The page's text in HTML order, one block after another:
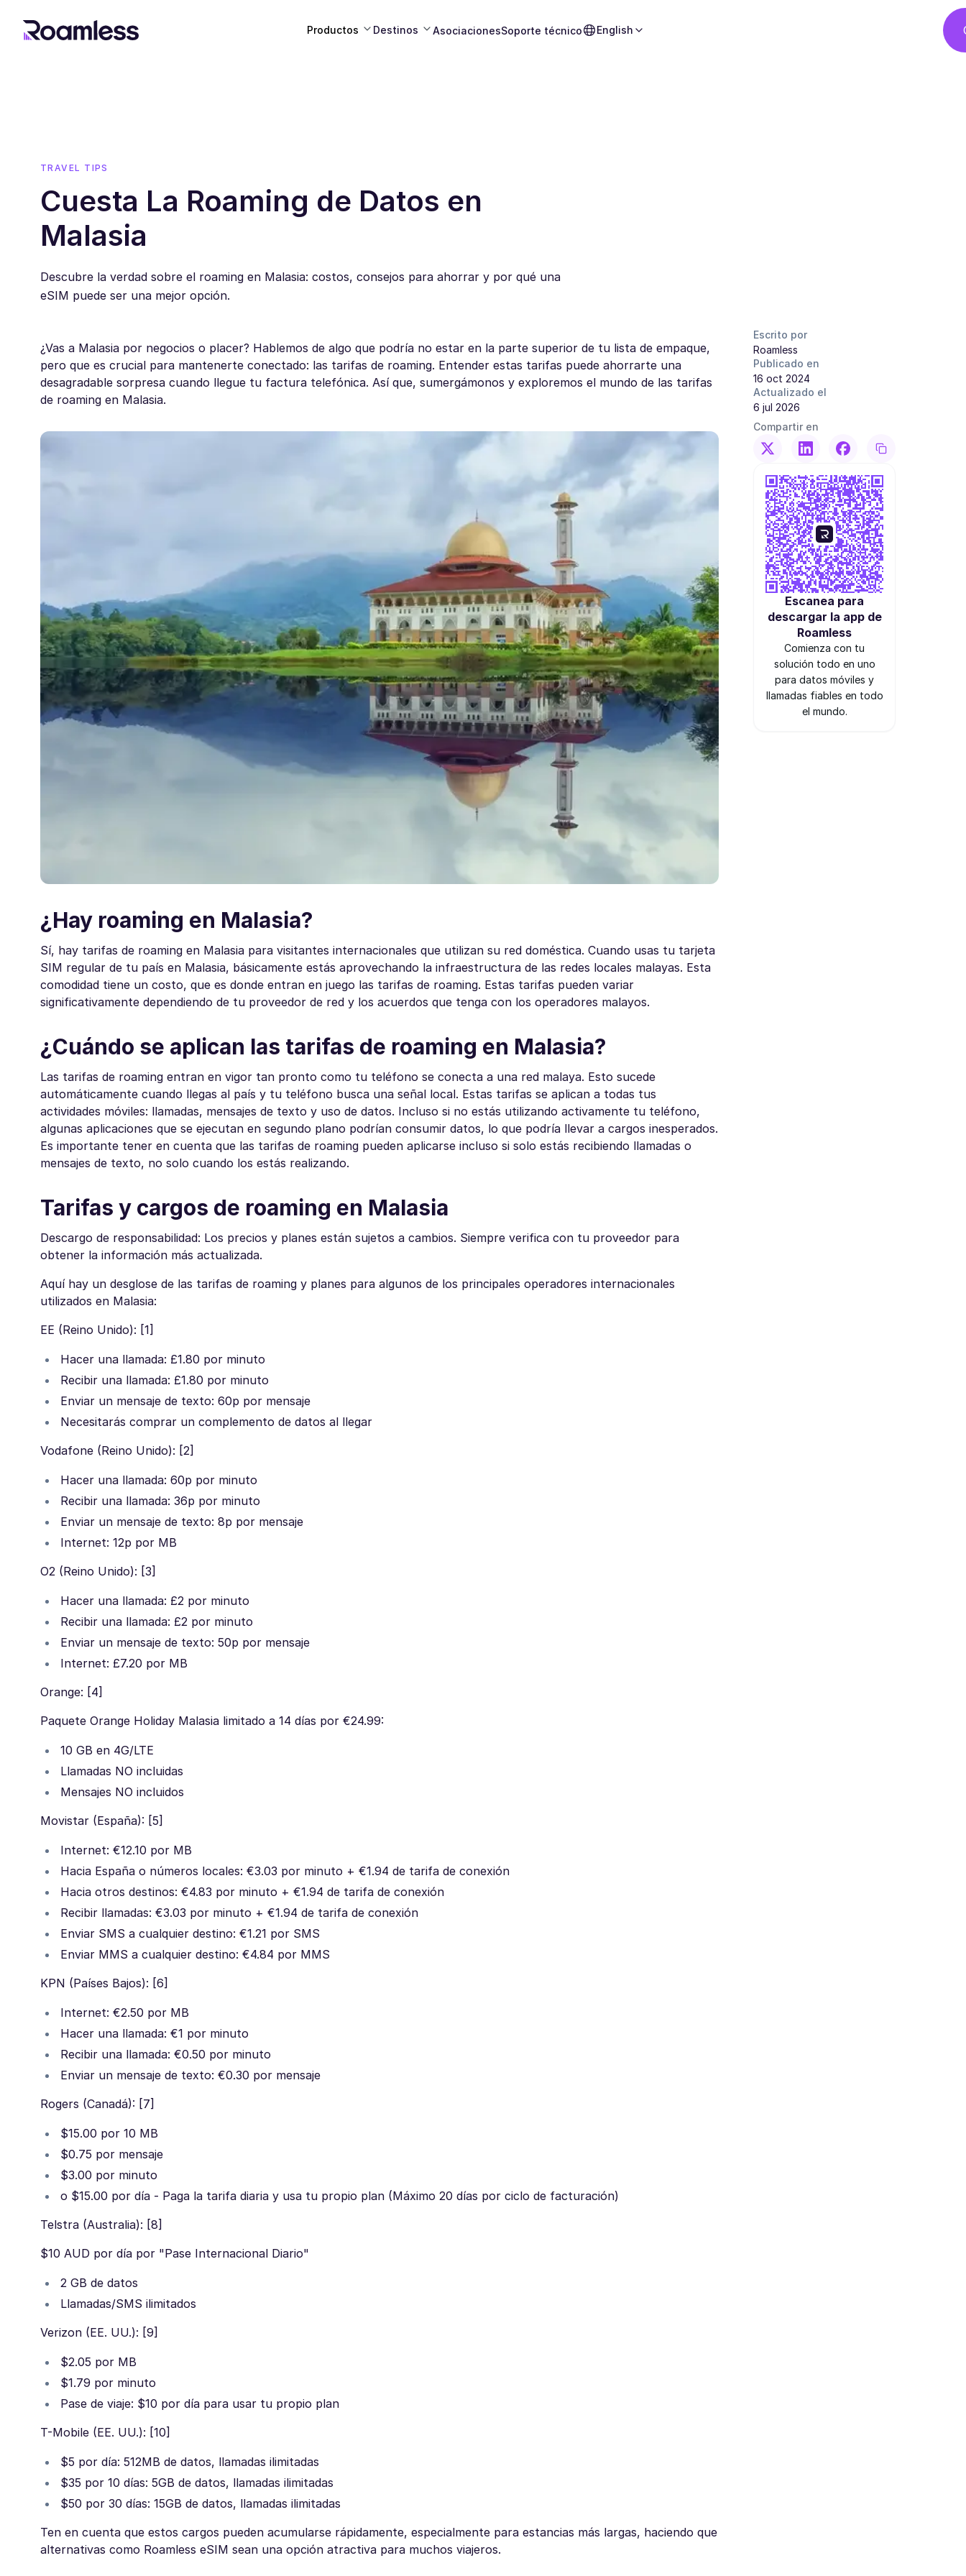
Productos Destinos AsociacionesSoporte técnico English
TRAVEL TIPS
Cuesta La Roaming de Datos en
Malasia
Descubre la verdad sobre el roaming en Malasia: costos, consejos para ahorrar y por qué una
eSIM puede ser una mejor opción.
¿Vas a Malasia por negocios o placer? Hablemos de algo que podría no estar en la parte superior de tu lista de empaque,
pero que es crucial para mantenerte conectado: las tarifas de roaming. Entender estas tarifas puede ahorrarte una
desagradable sorpresa cuando llegue tu factura telefónica. Así que, sumergámonos y exploremos el mundo de las tarifas
de roaming en Malasia.
¿Hay roaming en Malasia?
Sí, hay tarifas de roaming en Malasia para visitantes internacionales que utilizan su red doméstica. Cuando usas tu tarjeta
SIM regular de tu país en Malasia, básicamente estás aprovechando la infraestructura de las redes locales malayas. Esta
comodidad tiene un costo, que es donde entran en juego las tarifas de roaming. Estas tarifas pueden variar
significativamente dependiendo de tu proveedor de red y los acuerdos que tenga con los operadores malayos.
¿Cuándo se aplican las tarifas de roaming en Malasia?
Las tarifas de roaming entran en vigor tan pronto como tu teléfono se conecta a una red malaya. Esto sucede
automáticamente cuando llegas al país y tu teléfono busca una señal local. Estas tarifas se aplican a todas tus
actividades móviles: llamadas, mensajes de texto y uso de datos. Incluso si no estás utilizando activamente tu teléfono,
algunas aplicaciones que se ejecutan en segundo plano podrían consumir datos, lo que podría llevar a cargos inesperados.
Es importante tener en cuenta que las tarifas de roaming pueden aplicarse incluso si solo estás recibiendo llamadas o
mensajes de texto, no solo cuando los estás realizando.
Tarifas y cargos de roaming en Malasia
Descargo de responsabilidad: Los precios y planes están sujetos a cambios. Siempre verifica con tu proveedor para
obtener la información más actualizada.
Aquí hay un desglose de las tarifas de roaming y planes para algunos de los principales operadores internacionales
utilizados en Malasia:
EE (Reino Unido): [1]
Hacer una llamada: £1.80 por minuto
Recibir una llamada: £1.80 por minuto
Enviar un mensaje de texto: 60p por mensaje
Necesitarás comprar un complemento de datos al llegar
Vodafone (Reino Unido): [2]
Hacer una llamada: 60p por minuto
Recibir una llamada: 36p por minuto
Enviar un mensaje de texto: 8p por mensaje
Internet: 12p por MB
O2 (Reino Unido): [3]
Hacer una llamada: £2 por minuto
Recibir una llamada: £2 por minuto
Enviar un mensaje de texto: 50p por mensaje
Internet: £7.20 por MB
Orange: [4]
Paquete Orange Holiday Malasia limitado a 14 días por €24.99:
10 GB en 4G/LTE
Llamadas NO incluidas
Mensajes NO incluidos
Movistar (España): [5]
Internet: €12.10 por MB
Hacia España o números locales: €3.03 por minuto + €1.94 de tarifa de conexión
Hacia otros destinos: €4.83 por minuto + €1.94 de tarifa de conexión
Recibir llamadas: €3.03 por minuto + €1.94 de tarifa de conexión
Enviar SMS a cualquier destino: €1.21 por SMS
Enviar MMS a cualquier destino: €4.84 por MMS
KPN (Países Bajos): [6]
Internet: €2.50 por MB
Hacer una llamada: €1 por minuto
Recibir una llamada: €0.50 por minuto
Enviar un mensaje de texto: €0.30 por mensaje
Rogers (Canadá): [7]
$15.00 por 10 MB
$0.75 por mensaje
$3.00 por minuto
o $15.00 por día - Paga la tarifa diaria y usa tu propio plan (Máximo 20 días por ciclo de facturación)
Telstra (Australia): [8]
$10 AUD por día por "Pase Internacional Diario"
2 GB de datos
Llamadas/SMS ilimitados
Verizon (EE. UU.): [9]
$2.05 por MB
$1.79 por minuto
Pase de viaje: $10 por día para usar tu propio plan
T-Mobile (EE. UU.): [10]
$5 por día: 512MB de datos, llamadas ilimitadas
$35 por 10 días: 5GB de datos, llamadas ilimitadas
$50 por 30 días: 15GB de datos, llamadas ilimitadas
Ten en cuenta que estos cargos pueden acumularse rápidamente, especialmente para estancias más largas, haciendo que
alternativas como Roamless eSIM sean una opción atractiva para muchos viajeros.
Escrito por
Roamless
Publicado en
16 oct 2024
Actualizado el
6 jul 2026
Compartir en
Escanea para
descargar la app de
Roamless
Comienza con tu
solución todo en uno
para datos móviles y
llamadas fiables en todo
el mundo.